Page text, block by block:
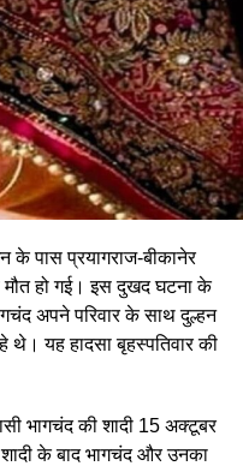
पास प्रयागराज-बीकानेर
मौत हो गई। इस दुखद घटना के
अपने परिवार के साथ दुल्हन
थे। यह हादसा बृहस्पतिवार की
भागचंद की शादी 15 अक्टूबर
के बाद भागचंद और उनका